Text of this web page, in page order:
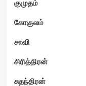
குமுதம்
கோகுலம்
சாவி
சிரித்திரன்
சுதந்திரன்